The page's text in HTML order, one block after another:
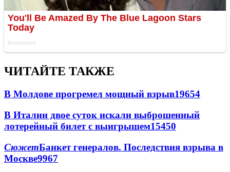
ЧИТАЙТЕ ТАКЖЕ
В Молдове прогремел мощный взрыв19654
В Италии двое суток искали выброшенный
лотерейный билет с выигрышем15450
СюжетБанкет генералов. Последствия взрыва в
Москве9967